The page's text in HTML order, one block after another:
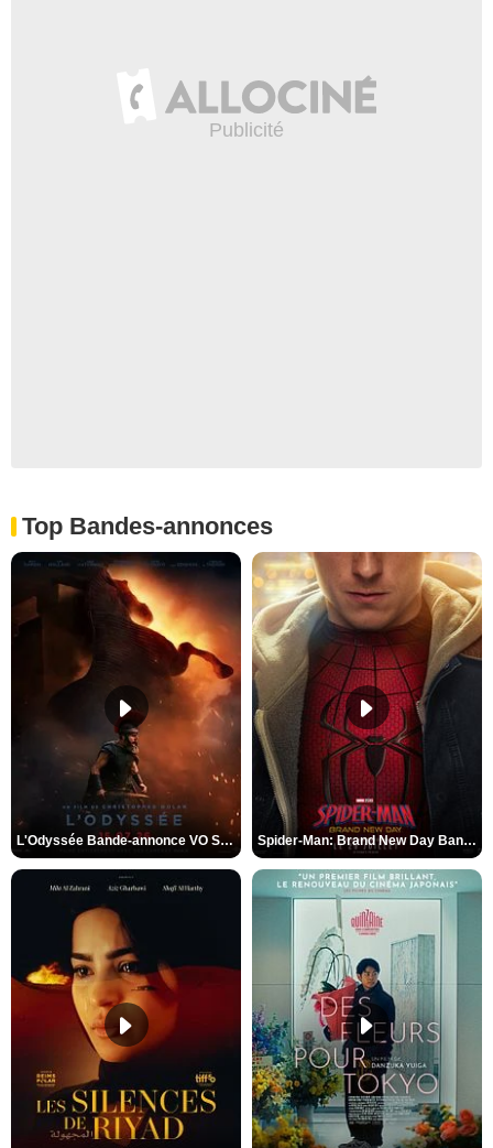
Top Bandes-annonces
L'Odyssée Bande-annonce VO STFR Spider-Man: Brand New Day Bande-annonce VO STFR